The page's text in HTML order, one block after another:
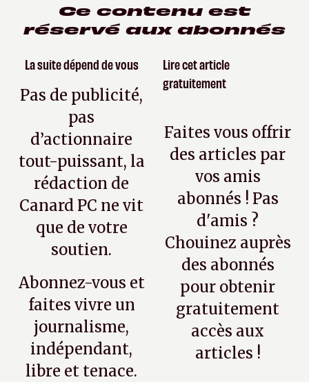
Ce contenu est
réservé aux abonnés
La suite dépend de vous
Pas de publicité,
pas
d’actionnaire
tout-puissant, la
rédaction de
Canard PC ne vit
que de votre
soutien.
Abonnez-vous et
faites vivre un
journalisme,
indépendant,
libre et tenace.
Lire cet article
gratuitement
Faites vous offrir
des articles par
vos amis
abonnés ! Pas
d'amis ?
Chouinez auprès
des abonnés
pour obtenir
gratuitement
accès aux
articles !